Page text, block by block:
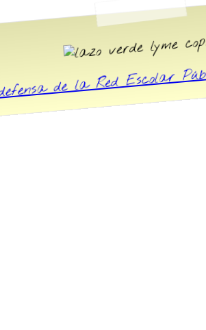
de la Red Escolar